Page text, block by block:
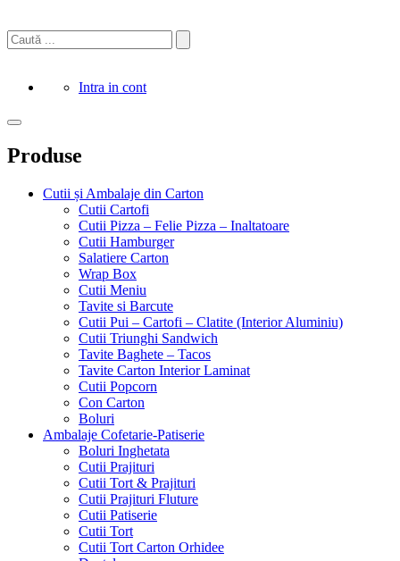
Intra in cont
Produse
Cutii și Ambalaje din Carton
Cutii Cartofi
Cutii Pizza – Felie Pizza – Inaltatoare
Cutii Hamburger
Salatiere Carton
Wrap Box
Cutii Meniu
Tavite si Barcute
Cutii Pui – Cartofi – Clatite (Interior Aluminiu)
Cutii Triunghi Sandwich
Tavite Baghete – Tacos
Tavite Carton Interior Laminat
Cutii Popcorn
Con Carton
Boluri
Ambalaje Cofetarie-Patiserie
Boluri Inghetata
Cutii Prajituri
Cutii Tort & Prajituri
Cutii Prajituri Fluture
Cutii Patiserie
Cutii Tort
Cutii Tort Carton Orhidee